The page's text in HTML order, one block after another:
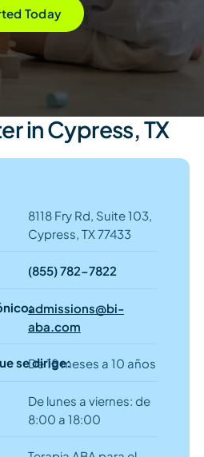
Today
in Cypress, TX
8118 Fry Rd, Suite 103,
Cypress, TX 77433
(855) 782-7822
admissions@bi-
aba.com
se dirige:
De 18 meses a 10 años
De lunes a viernes: de
8:00 a 18:00